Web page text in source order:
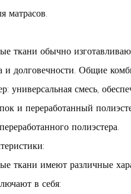
матрасов.
ткани обычно
и долговечности. Общие
универсальная смесь,
и переработанный
полиэстера.
ткани имеют различные
в себя: